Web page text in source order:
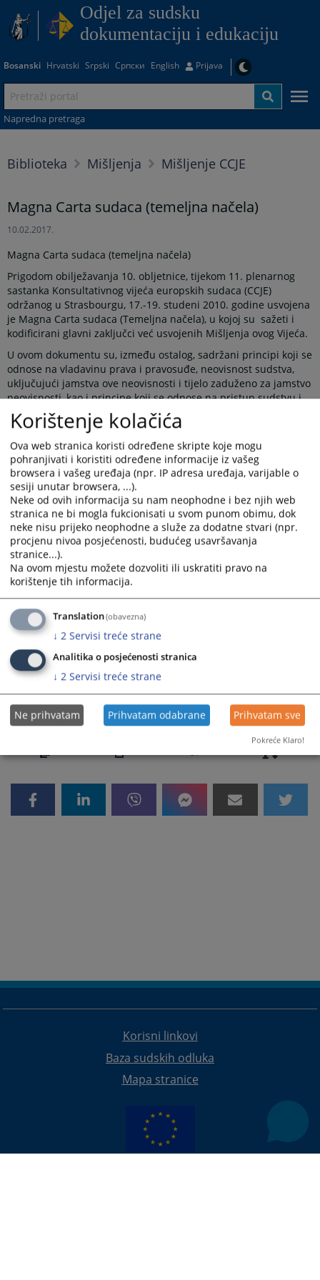
Odjel za sudsku
dokumentaciju i edukaciju
Bosanski Hrvatski Srpski Српски English Prijava
Napredna pretraga
Biblioteka Mišljenja Mišljenje CCJE
Magna Carta sudaca (temeljna načela)
10.02.2017.
Magna Carta sudaca (temeljna načela)
Prigodom obilježavanja 10. obljetnice, tijekom 11. plenarnog
sastanka Konsultativnog vijeća europskih sudaca (CCJE)
održanog u Strasbourgu, 17.-19. studeni 2010. godine usvojena
je Magna Carta sudaca (Temeljna načela), u kojoj su sažeti i
kodificirani glavni zaključci već usvojenih Mišljenja ovog Vijeća.
U ovom dokumentu su, između ostalog, sadržani principi koji se
odnose na vladavinu prava i pravosuđe, neovisnost sudstva,
uključujući jamstva ove neovisnosti i tijelo zaduženo za jamstvo
neovisnosti, kao i principe koji se odnose na pristup sudstvu i
transparentnost, te etiku i odgovornost.
Prikazana vijest je na: Bosanski jezik
Obavijest o preuzimanju sadržaja
Napomena:U slučaju preuzimanja vijesti istu preuzeti u
integralnom obliku uz navođenje izvora informacije.
Prateći dokumenti
Magna Carta sudaca (temeljna načela)
8407PREGLEDA
Korisni linkovi
Baza sudskih odluka
Mapa stranice
Korištenje kolačića
Ova web stranica koristi određene skripte koje mogu
pohranjivati i koristiti određene informacije iz vašeg
browsera i vašeg uređaja (npr. IP adresa uređaja, varijable o
sesiji unutar browsera, ...).
Neke od ovih informacija su nam neophodne i bez njih web
stranica ne bi mogla fukcionisati u svom punom obimu, dok
neke nisu prijeko neophodne a služe za dodatne stvari (npr.
procjenu nivoa posjećenosti, budućeg usavršavanja
stranice...).
Na ovom mjestu možete dozvoliti ili uskratiti pravo na
korištenje tih informacija.
Translation(obavezna)
↓ 2 Servisi treće strane
Analitika o posjećenosti stranica
↓ 2 Servisi treće strane
Ne prihvatam Prihvatam odabrane Prihvatam sve
Pokreće Klaro!